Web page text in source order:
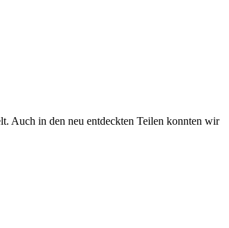
Auch in den neu entdeckten Teilen konnten wir